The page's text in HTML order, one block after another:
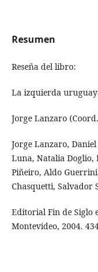
Resumen
Reseña del libro:
La izquierda
Jorge Lanzaro
Jorge Lanzaro,
Luna, Natalia Doglio,
Piñeiro, Aldo
Chasquetti, Salvador
Editorial Fin de Siglo
Montevideo, 2004.